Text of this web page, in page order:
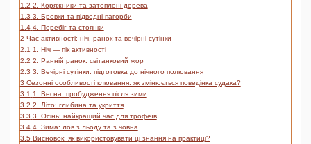
1.2 2. Коряжники та затоплені дерева
1.3 3. Бровки та підводні пагорби
1.4 4. Перебіг та стоянки
2 Час активності: ніч, ранок та вечірні сутінки
2.1 1. Ніч — пік активності
2.2 2. Ранній ранок: світанковий жор
2.3 3. Вечірні сутінки: підготовка до нічного полювання
3 Сезонні особливості клювання: як змінюється поведінка судака?
3.1 1. Весна: пробудження після зими
3.2 2. Літо: глибина та укриття
3.3 3. Осінь: найкращий час для трофеїв
3.4 4. Зима: лов з льоду та з човна
3.5 Висновок: як використовувати ці знання на практиці?